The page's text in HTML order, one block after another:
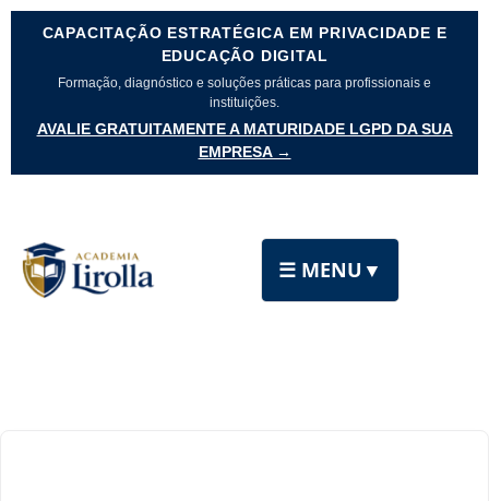
CAPACITAÇÃO ESTRATÉGICA EM PRIVACIDADE E
EDUCAÇÃO DIGITAL
Formação, diagnóstico e soluções práticas para profissionais e
instituições.
AVALIE GRATUITAMENTE A MATURIDADE LGPD DA SUA
EMPRESA →
☰ MENU ▼